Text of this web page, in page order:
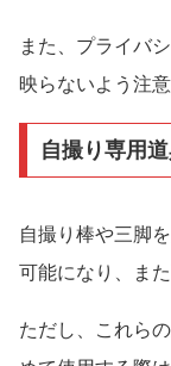
また、プライバ
映らないよう注
自撮り専用
自撮り棒や三脚
可能になり、ま
ただし、これら